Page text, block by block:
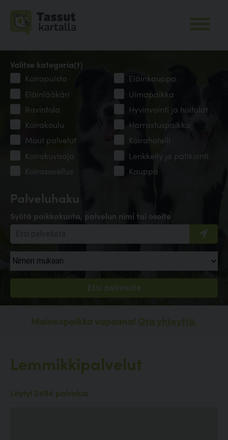
Palveluhaku
Syötä paikkakunta, palvelun nimi tai osoite
Valitse kategoria(t)
Koirapuisto
Eläinkauppa
Eläinlääkäri
Uimapaikka
Ravintola
Hyvinvointi ja hoitolat
Koirakoulu
Harrastuspaikka
Muut palvelut
Koirahotelli
Koirakuvaaja
Lenkkeily ja patikointi
Koirasovellus
Kauppa
Mainospaikka vapaana! Ota yhteyttä.
Lemmikkipalvelut
Löytyi 2494 palvelua